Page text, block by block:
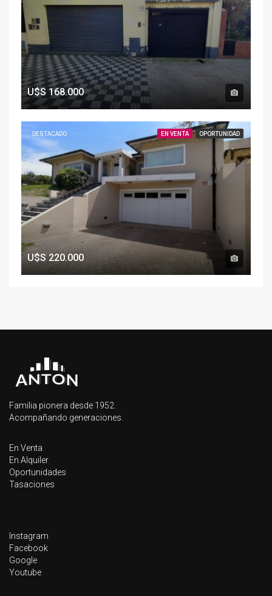
U$S168.000
DESTACADO EN VENTA OPORTUNIDAD
U$S220.000
Familia pionera desde 1952.
Acompañando generaciones.
En Venta
En Alquiler
Oportunidades
Tasaciones
Instagram
Facebook
Google
Youtube